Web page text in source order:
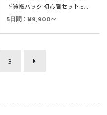
ド買取パック 初心者セット 5…
5日間：¥9,900～
3